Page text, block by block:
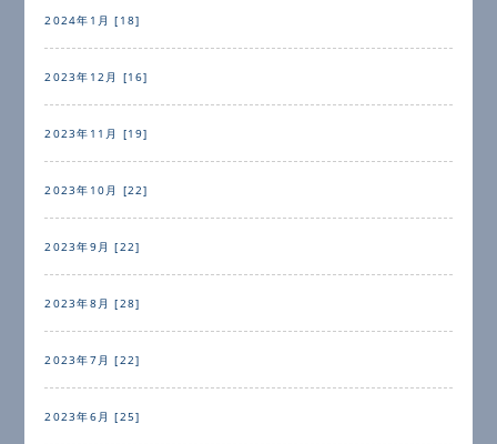
2024年1月 [18]
2023年12月 [16]
2023年11月 [19]
2023年10月 [22]
2023年9月 [22]
2023年8月 [28]
2023年7月 [22]
2023年6月 [25]